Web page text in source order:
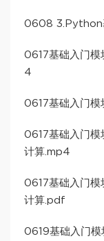
0608 3.Python
0617基础入门
4
0617基础入门
0617基础入门模
计算.mp4
0617基础入门模
计算.pdf
0619基础入门